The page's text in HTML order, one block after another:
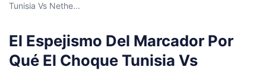
Tunisia Vs Nethe...
El Espejismo Del Marcador Por
Qué El Choque Tunisia Vs